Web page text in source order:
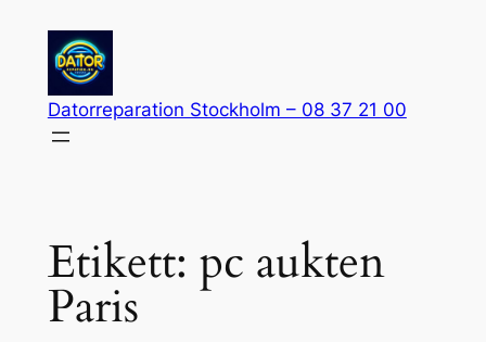
innehåll
Datorreparation Stockholm – 08 37 21 00
Etikett: pc aukten
Paris